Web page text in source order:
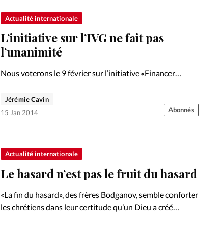
Actualité internationale
L’initiative sur l’IVG ne fait pas
l’unanimité
Nous voterons le 9 février sur l’initiative «Financer
prise en charge des IVG par l’assurance maladie. Une
majorité des chrétiens est favorable à ce texte,…
Jérémie Cavin
15 Jan 2014
Abonnés
Actualité internationale
Le hasard n’est pas le fruit du hasard
«La fin du hasard», des frères Bodganov, semble conforter
les chrétiens dans leur certitude qu’un Dieu a créé